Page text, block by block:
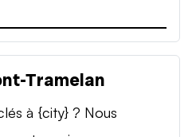
Tramelan
à {city} ? Nous